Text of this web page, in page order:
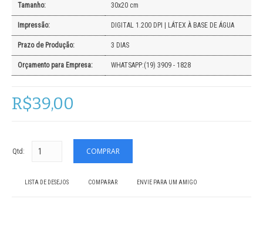
Tamanho: 30x20 cm
Impressão: DIGITAL 1.200 DPI | LÁTEX À BASE DE ÁGUA
Prazo de Produção: 3 DIAS
Orçamento para Empresa: WHATSAPP:(19) 3909 - 1828
R$39,00
Qtd:
LISTA DE DESEJOS COMPARAR ENVIE PARA UM AMIGO